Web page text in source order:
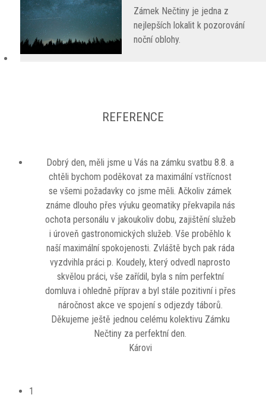
Zámek Nečtiny je jedna z
nejlepších lokalit k pozorování
noční oblohy.
REFERENCE
Dobrý den, měli jsme u Vás na zámku svatbu 8.8. a
chtěli bychom poděkovat za maximální vstřícnost
se všemi požadavky co jsme měli. Ačkoliv zámek
známe dlouho přes výuku geomatiky překvapila nás
ochota personálu v jakoukoliv dobu, zajištění služeb
i úroveň gastronomických služeb. Vše proběhlo k
naší maximální spokojenosti. Zvláště bych pak ráda
vyzdvihla práci p. Koudely, který odvedl naprosto
skvělou práci, vše zařídil, byla s ním perfektní
domluva i ohledně příprav a byl stále pozitivní i přes
náročnost akce ve spojení s odjezdy táborů.
Děkujeme ještě jednou celému kolektivu Zámku
Nečtiny za perfektní den.
Károvi
1